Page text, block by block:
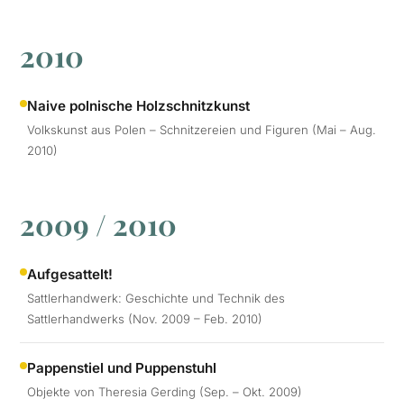
2010
Naive polnische Holzschnitzkunst
Volkskunst aus Polen – Schnitzereien und Figuren (Mai – Aug.
2010)
2009 / 2010
Aufgesattelt!
Sattlerhandwerk: Geschichte und Technik des
Sattlerhandwerks (Nov. 2009 – Feb. 2010)
Pappenstiel und Puppenstuhl
Objekte von Theresia Gerding (Sep. – Okt. 2009)